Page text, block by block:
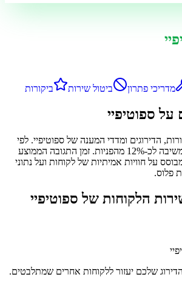
מדריכי פתרון ביטול שירות ביקורות
על ספוטיפיי
הדירוגים ומדדי המענה של ספוטיפיי. לפי
הנתונים שלנו ספוטיפיי משיבה לכ-12% מהפניות. זמן התגובה הממוצע
מבוסס על חוויות אמיתיות של לקוחות ועל נתוני
פלוס.
הלקוחות של ספוטיפיי
שלכם יעזור ללקוחות אחרים שמתלבטים.